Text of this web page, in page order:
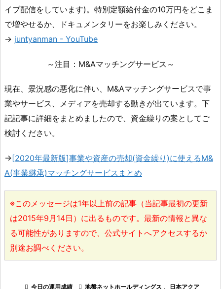
イブ配信をしています)。特別定額給付金の10万円をどこま
で増やせるか、ドキュメンタリーをお楽しみください。
→ juntyanman - YouTube
～注目：M&Aマッチングサービス～
現在、景況感の悪化に伴い、M&Aマッチングサービスで事
業やサービス、メディアを売却する動きが出ています。下
記記事に詳細をまとめましたので、資金繰りの案としてご
検討ください。
→ [2020年最新版]事業や資産の売却(資金繰り)に使えるM&
A(事業継承)マッチングサービスまとめ
※このメッセージは1年以上前の記事（当記事最初の更新
は2015年9月14日）に出るものです。最新の情報と異な
る可能性がありますので、公式サイトへアクセスするか
別途お調べください。
 今日の運用成績  地盤ネットホールディングス , 日本アクア